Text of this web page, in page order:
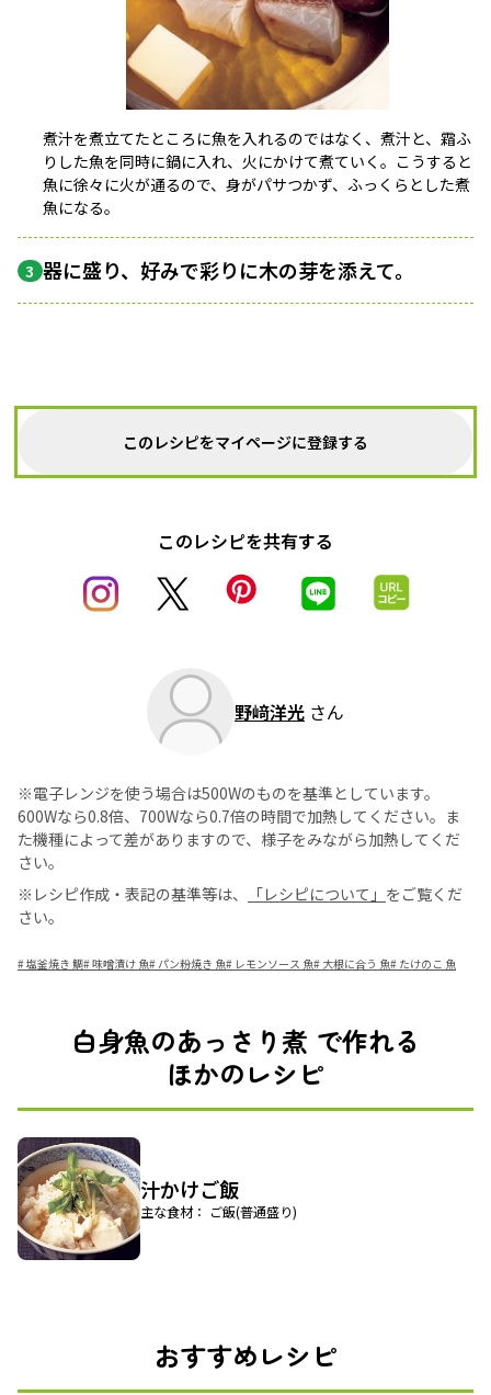
煮汁を煮立てたところに魚を入れるのではなく、煮汁と、霜ふ
りした魚を同時に鍋に入れ、火にかけて煮ていく。こうすると
魚に徐々に火が通るので、身がパサつかず、ふっくらとした煮
魚になる。
3 器に盛り、好みで彩りに木の芽を添えて。
このレシピをマイページに登録する
このレシピを共有する
野﨑洋光 さん
※電子レンジを使う場合は500Wのものを基準としています。
600Wなら0.8倍、700Wなら0.7倍の時間で加熱してください。ま
た機種によって差がありますので、様子をみながら加熱してくだ
さい。
※レシピ作成・表記の基準等は、
「レシピについて」 をご覧くだ
さい。
#塩釜焼き 鯛#味噌漬け 魚#パン粉焼き 魚# レモンソース 魚# 大根に合う 魚# たけのこ 魚
白身魚のあっさり煮 で作れる
ほかのレシピ
汁かけご飯
主な食材： ご飯(普通盛り)
おすすめレシピ